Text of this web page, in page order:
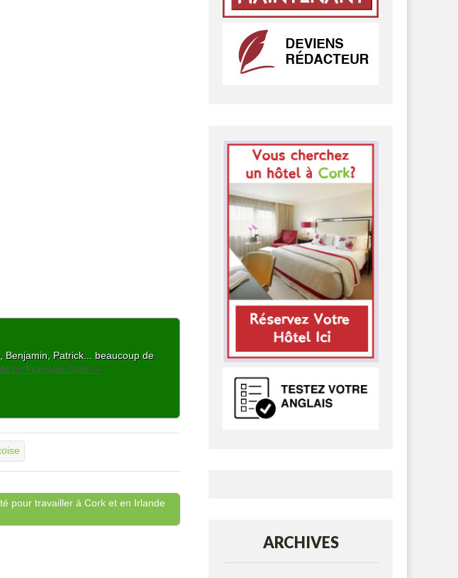
Benjamin, Patrick... beaucoup de
by Français Cork →
pour travailler à Cork et en Irlande
ARCHIVES